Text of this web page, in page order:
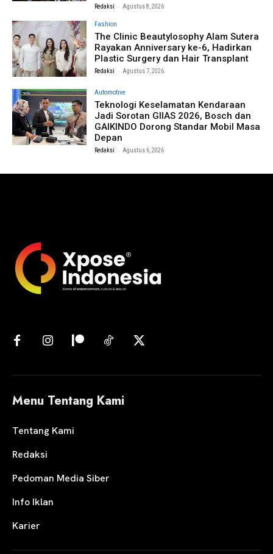
Redaksi - Agustus 8, 2026
Fashion
The Clinic Beautylosophy Alam Sutera
Rayakan Anniversary ke-6, Hadirkan
Plastic Surgery dan Hair Transplant
Redaksi - Agustus 7, 2026
Automotive
Teknologi Keselamatan Kendaraan
Jadi Sorotan GIIAS 2026, Bosch dan
GAIKINDO Dorong Standar Mobil Masa
Depan
Redaksi - Agustus 6, 2026
Menu Tentang Kami
Tentang Kami
Redaksi
Pedoman Media Siber
Info Iklan
Karier